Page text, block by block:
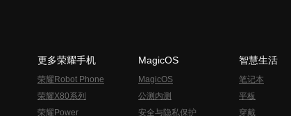
更多荣耀手机
荣耀Robot Phone
荣耀X80系列
荣耀Power
MagicOS
MagicOS
公测内测
安全与隐私保护
智慧生活
笔记本
平板
穿戴